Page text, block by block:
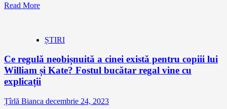
Read More
ȘTIRI
Ce regulă neobișnuită a cinei există pentru copiii lui
William și Kate? Fostul bucătar regal vine cu
explicații
Țîrlă Bianca decembrie 24, 2023